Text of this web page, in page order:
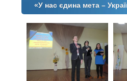
«У нас єдина мета –